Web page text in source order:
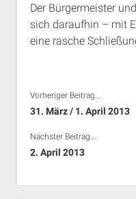
RSS-
Der Bürgermeister
sich daraufhin – mit
eine rasche
Vorheriger Beitrag...
31. März / 1. April 2013
Nächster Beitrag...
2. April 2013